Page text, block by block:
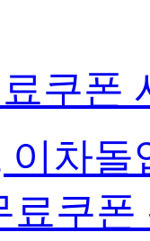
쿠폰
이차
료쿠